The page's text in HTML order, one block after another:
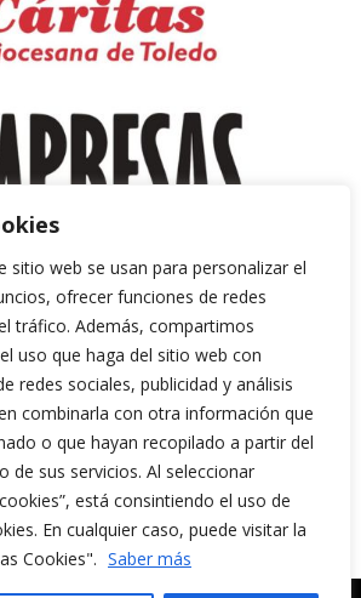
sitio web se usan para personalizar el
ofrecer funciones de redes
tráfico. Además, compartimos
uso que haga del sitio web con
redes sociales, publicidad y análisis
combinarla con otra información que
o que hayan recopilado a partir del
de sus servicios. Al seleccionar
está consintiendo el uso de
En cualquier caso, puede visitar la
Cookies". Saber más
y Política de Privacidad
de Cookies